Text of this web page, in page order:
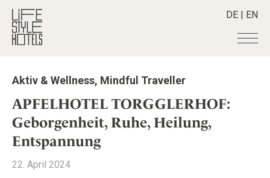
DE | EN
Hotels +
Alle Hotels
Alpine Lifestyle
Beach
Countryside
Destinationen +
Alle Destinationen
Belgien
Stories +
Alle Stories
Adventkalender
Shop +
Alle Produkte
Smart Traveller
Aktiv & Wellness, Mindful Traveller
APFELHOTEL TORGGLERHOF:
Geborgenheit, Ruhe, Heilung,
Entspannung
22. April 2024